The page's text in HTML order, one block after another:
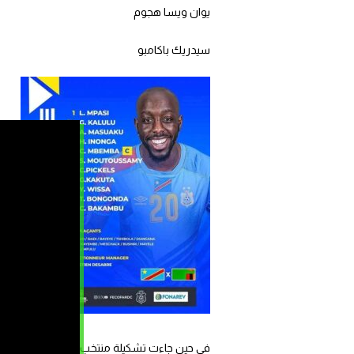
يوان ويسا هجوم
سيدريك باكامبو
في حين جاءت تشكيلة منتخب زامبيا على الشكل